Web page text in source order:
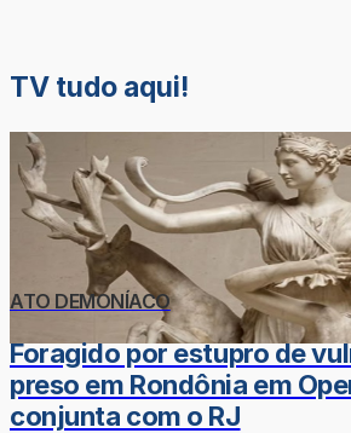
TV tudo aqui!
ATO DEMONÍACO
Foragido por estupro de
preso em Rondônia em
conjunta com o RJ